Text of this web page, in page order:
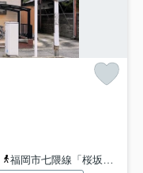
福岡市七隈線「桜坂」駅 徒歩26分